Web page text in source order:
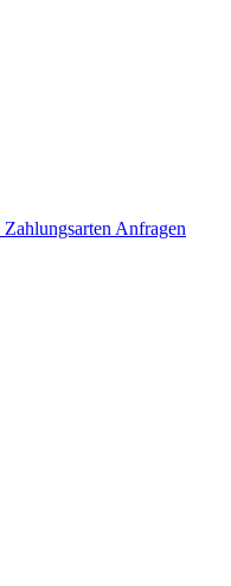
Zahlungsarten Anfragen